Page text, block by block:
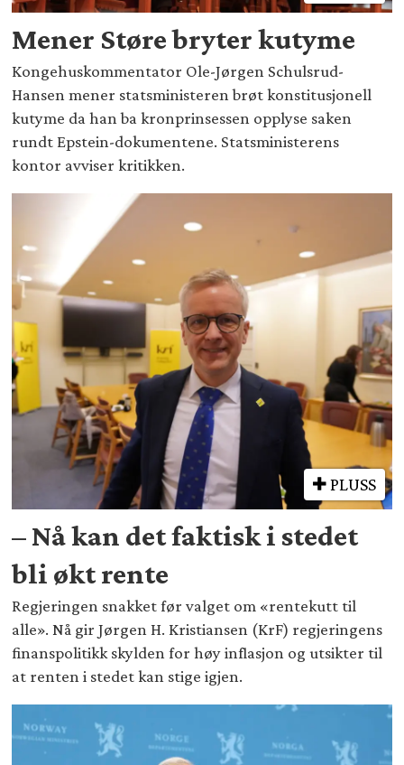
Mener Støre bryter kutyme
Kongehuskommentator Ole-Jørgen Schulsrud-
Hansen mener statsministeren brøt konstitusjonell
kutyme da han ba kronprinsessen opplyse saken
rundt Epstein-dokumentene. Statsministerens
kontor avviser kritikken.
PLUSS
– Nå kan det faktisk i stedet
bli økt rente
Regjeringen snakket før valget om «rentekutt til
alle». Nå gir Jørgen H. Kristiansen (KrF) regjeringens
finanspolitikk skylden for høy inflasjon og utsikter til
at renten i stedet kan stige igjen.